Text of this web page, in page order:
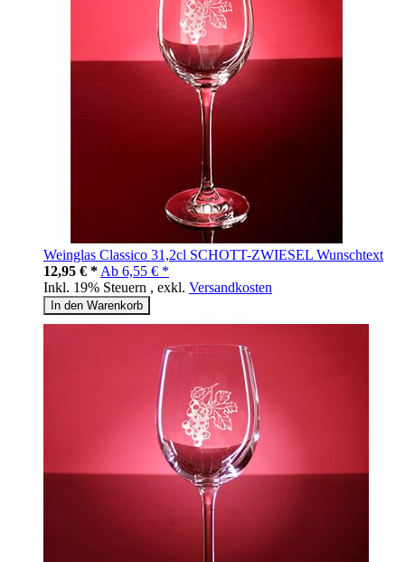
Weinglas Classico 31,2cl SCHOTT-ZWIESEL Wunschtext
12,95 € * Ab 6,55 € *
Inkl. 19% Steuern , exkl. Versandkosten
In den Warenkorb